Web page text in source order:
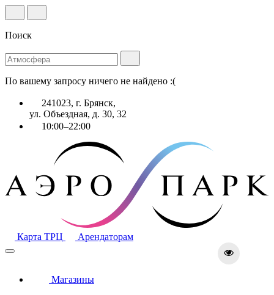
Поиск
По вашему запросу ничего не найдено :(
241023, г. Брянск,
ул. Объездная, д. 30, 32
10:00–22:00
Карта ТРЦ Арендаторам
Магазины